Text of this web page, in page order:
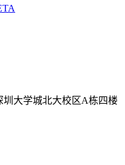
大学城北大校区A栋四楼